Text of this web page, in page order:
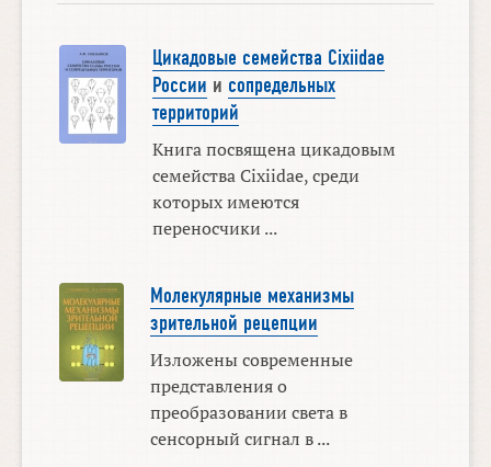
Цикадовые семейства Cixiidae
России и сопредельных
территорий
Книга посвящена цикадовым
семейства Cixiidae, среди
которых имеются
переносчики ...
Молекулярные механизмы
зрительной рецепции
Изложены современные
представления о
преобразовании света в
сенсорный сигнал в ...